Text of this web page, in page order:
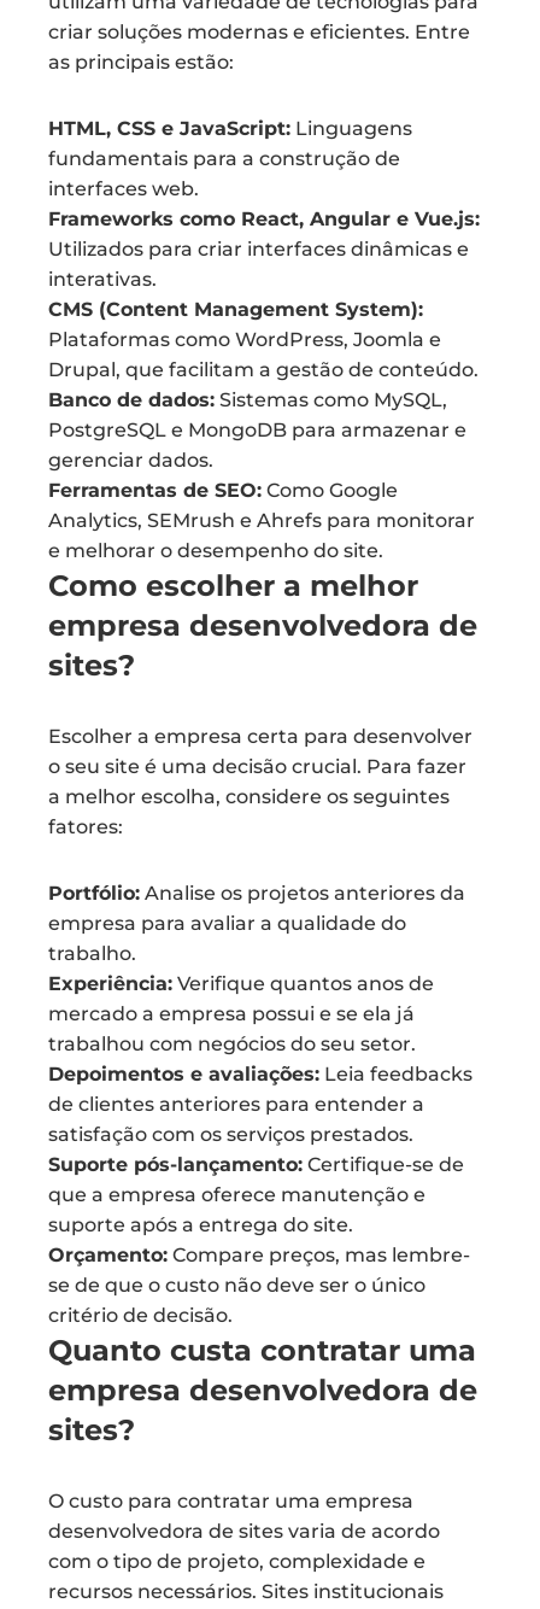
criar soluções modernas e eficientes. Entre
as principais estão:
HTML, CSS e JavaScript: Linguagens
fundamentais para a construção de
interfaces web.
Frameworks como React, Angular e Vue.js:
Utilizados para criar interfaces dinâmicas e
interativas.
CMS (Content Management System):
Plataformas como WordPress, Joomla e
Drupal, que facilitam a gestão de conteúdo.
Banco de dados: Sistemas como MySQL,
PostgreSQL e MongoDB para armazenar e
gerenciar dados.
Ferramentas de SEO: Como Google
Analytics, SEMrush e Ahrefs para monitorar
e melhorar o desempenho do site.
Como escolher a melhor
empresa desenvolvedora de
sites?
Escolher a empresa certa para desenvolver
o seu site é uma decisão crucial. Para fazer
a melhor escolha, considere os seguintes
fatores:
Portfólio: Analise os projetos anteriores da
empresa para avaliar a qualidade do
trabalho.
Experiência: Verifique quantos anos de
mercado a empresa possui e se ela já
trabalhou com negócios do seu setor.
Depoimentos e avaliações: Leia feedbacks
de clientes anteriores para entender a
satisfação com os serviços prestados.
Suporte pós-lançamento: Certifique-se de
que a empresa oferece manutenção e
suporte após a entrega do site.
Orçamento: Compare preços, mas lembre-
se de que o custo não deve ser o único
critério de decisão.
Quanto custa contratar uma
empresa desenvolvedora de
sites?
O custo para contratar uma empresa
desenvolvedora de sites varia de acordo
com o tipo de projeto, complexidade e
recursos necessários. Sites institucionais